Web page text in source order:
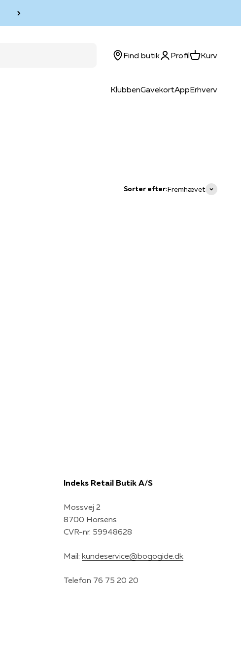
KlubbenGavekortAppErhverv
Find butikLog ind
ProfilKurvKurv
Sorter efter:Fremhævet
Indeks Retail Butik A/S
Mossvej 2
8700 Horsens
CVR-nr. 59948628
Mail: kundeservice@bogogide.dk
Telefon 76 75 20 20